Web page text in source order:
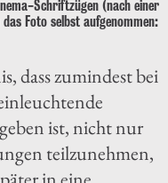
Schriftzügen (nach einer
Foto selbst aufgenommen:
dass zumindest bei
ist, nicht nur
teilzunehmen,